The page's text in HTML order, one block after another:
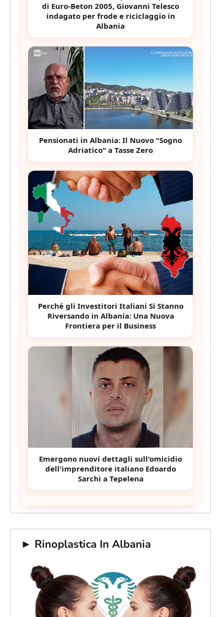
di Euro-Beton 2005, Giovanni Telesco
indagato per frode e riciclaggio in
Albania
Pensionati in Albania: Il Nuovo "Sogno
Adriatico" a Tasse Zero
Perché gli Investitori Italiani Si Stanno
Riversando in Albania: Una Nuova
Frontiera per il Business
Emergono nuovi dettagli sull'omicidio
dell'imprenditore italiano Edoardo
Sarchi a Tepelena
► Rinoplastica In Albania